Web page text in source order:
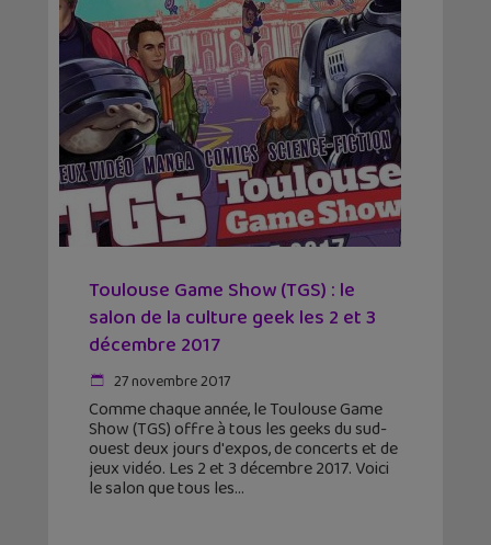
Toulouse Game Show (TGS) : le
salon de la culture geek les 2 et 3
décembre 2017
27 novembre 2017
Comme chaque année, le Toulouse Game
Show (TGS) offre à tous les geeks du sud-
ouest deux jours d'expos, de concerts et de
jeux vidéo. Les 2 et 3 décembre 2017. Voici
le salon que tous les